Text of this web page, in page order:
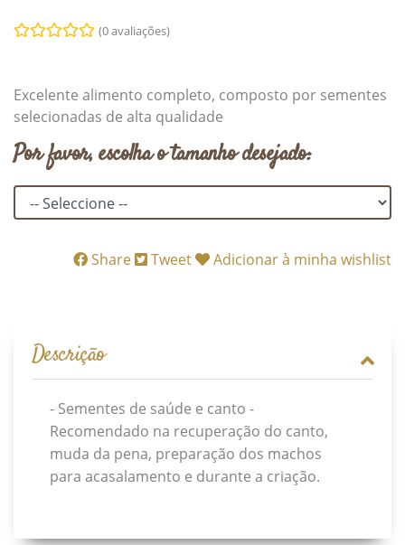
(0 avaliações)
Excelente alimento completo, composto por sementes
selecionadas de alta qualidade
Por favor, escolha o tamanho desejado:
Share Tweet Adicionar à minha wishlist
Descrição
- Sementes de saúde e canto -
Recomendado na recuperação do canto,
muda da pena, preparação dos machos
para acasalamento e durante a criação.